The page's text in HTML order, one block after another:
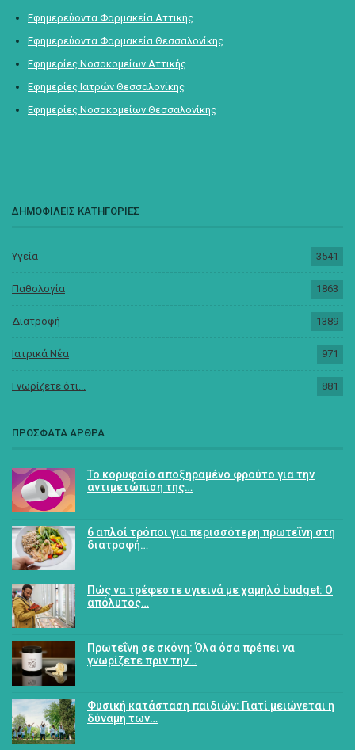
Εφημερεύοντα Φαρμακεία Αττικής
Εφημερεύοντα Φαρμακεία Θεσσαλονίκης
Εφημερίες Νοσοκομείων Αττικής
Εφημερίες Ιατρών Θεσσαλονίκης
Εφημερίες Νοσοκομείων Θεσσαλονίκης
ΔΗΜΟΦΙΛΕΙΣ ΚΑΤΗΓΟΡΙΕΣ
Υγεία 3541
Παθολογία 1863
Διατροφή 1389
Ιατρικά Νέα 971
Γνωρίζετε ότι... 881
ΠΡΟΣΦΑΤΑ ΑΡΘΡΑ
Το κορυφαίο αποξηραμένο φρούτο για την
αντιμετώπιση της…
6 απλοί τρόποι για περισσότερη πρωτεΐνη στη
διατροφή…
Πώς να τρέφεστε υγιεινά με χαμηλό budget: Ο
απόλυτος…
Πρωτεΐνη σε σκόνη: Όλα όσα πρέπει να
γνωρίζετε πριν την…
Φυσική κατάσταση παιδιών: Γιατί μειώνεται η
δύναμη των…